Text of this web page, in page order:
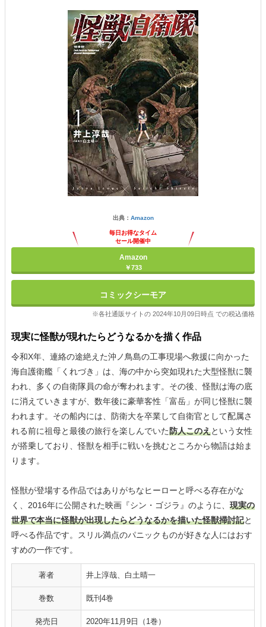
出典： Amazon
毎日お得なタイム
セール開催中
Amazon
￥733
コミックシーモア
※各社通販サイトの 2024年10月09日時点 での税込価格
現実に怪獣が現れたらどうなるかを描く作品
令和X年、連絡の途絶えた沖ノ鳥島の工事現場へ救援に向かった
海自護衛艦「くれづき」は、海の中から突如現れた大型怪獣に襲
われ、多くの自衛隊員の命が奪われます。その後、怪獣は海の底
に消えていきますが、数年後に豪華客性「富岳」が同じ怪獣に襲
われます。その船内には、防衛大を卒業して自衛官として配属さ
れる前に祖母と最後の旅行を楽しんでいた防人このえという女性
が搭乗しており、怪獣を相手に戦いを挑むところから物語は始ま
ります。
怪獣が登場する作品ではありがちなヒーローと呼べる存在がな
く、2016年に公開された映画『シン・ゴジラ』のように、 現実の
世界で本当に怪獣が出現したらどうなるかを描いた怪獣掃討記と
呼べる作品です。スリル満点のパニックものが好きな人にはおす
すめの一作です。
著者 井上淳哉、白土晴一
巻数 既刊4巻
発売日 2020年11月9日（1巻）